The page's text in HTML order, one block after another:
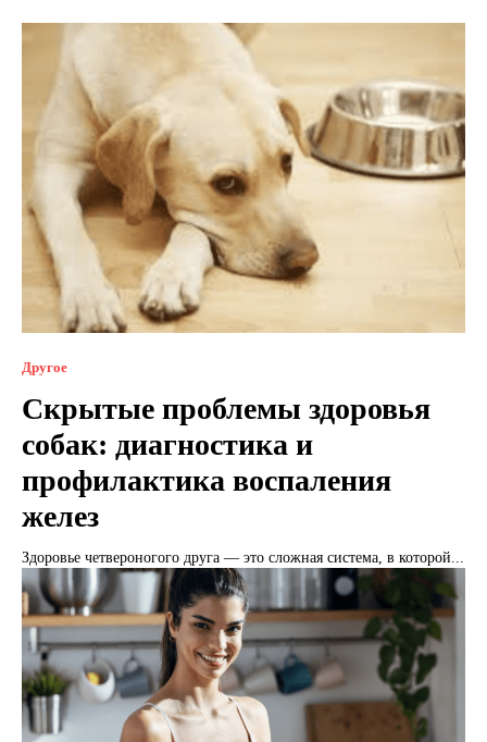
Другое
Скрытые проблемы здоровья
собак: диагностика и
профилактика воспаления
желез
Здоровье четвероногого друга — это сложная система, в которой...